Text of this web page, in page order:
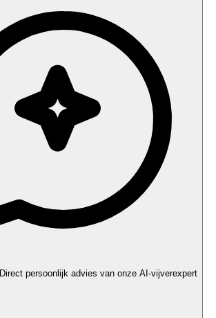
Direct persoonlijk advies van onze AI-vijverexpert